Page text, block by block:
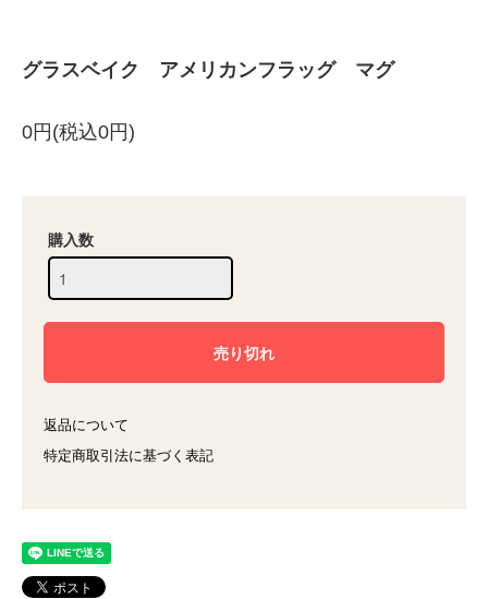
グラスベイク アメリカンフラッグ マグ
0円(税込0円)
購入数
返品について
特定商取引法に基づく表記